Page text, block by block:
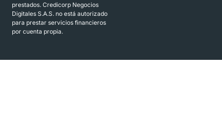
prestados. Credicorp Negocios
Digitales S.A.S. no está autorizado
para prestar servicios financieros
por cuenta propia.